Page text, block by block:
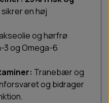
sikrer en høj
og hørfrø
3 og Omega-6
Tranebær og
og bidrager